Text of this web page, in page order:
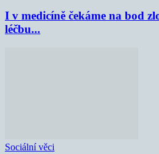
I v medicíně čekáme na bod
léčbu...
Sociální věci